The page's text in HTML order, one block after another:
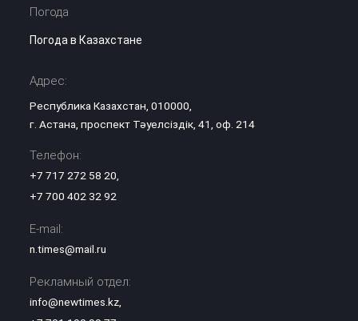
Погода
Погода в Казахстане
Адрес:
Республика Казахстан, 010000,
г. Астана, проспект Тәуелсіздік, 41, оф. 214
Телефон:
+7 717 272 58 20,
+7 700 402 32 92
E-mail:
n.times@mail.ru
Рекламный отдел:
info@newtimes.kz,